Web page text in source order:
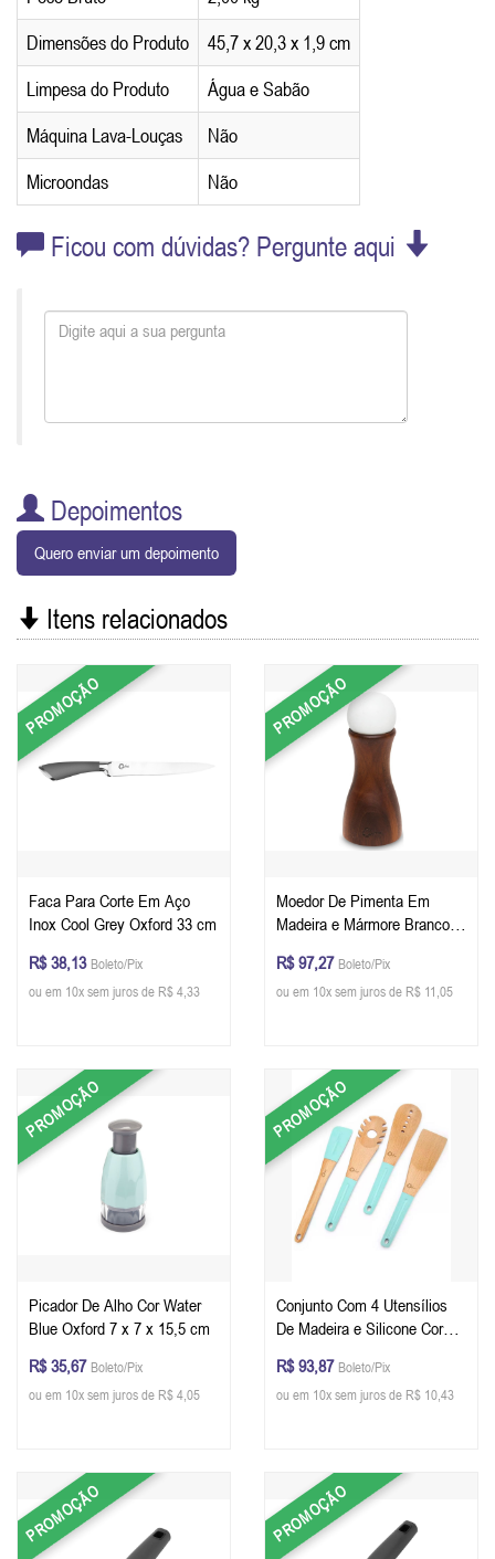
Dimensões do Produto
45,7 x 20,3 x 1,9 cm
Limpesa do Produto
Água e Sabão
Máquina Lava-Louças
Não
Microondas
Não
Ficou com dúvidas? Pergunte aqui
Depoimentos
Quero enviar um depoimento
Itens relacionados
PROMOÇÃO
Faca Para Corte Em Aço
Inox Cool Grey Oxford 33 cm
R$ 38,13 Boleto/Pix
ou em 10x sem juros de R$ 4,33
PROMOÇÃO
Moedor De Pimenta Em
Madeira e Mármore Branco
R$ 97,27 Boleto/Pix
ou em 10x sem juros de R$ 11,05
PROMOÇÃO
Picador De Alho Cor Water
Blue Oxford 7 x 7 x 15,5 cm
R$ 35,67 Boleto/Pix
ou em 10x sem juros de R$ 4,05
PROMOÇÃO
Conjunto Com 4 Utensílios
De Madeira e Silicone Cor
R$ 93,87 Boleto/Pix
ou em 10x sem juros de R$ 10,43
PROMOÇÃO PROMOÇÃO